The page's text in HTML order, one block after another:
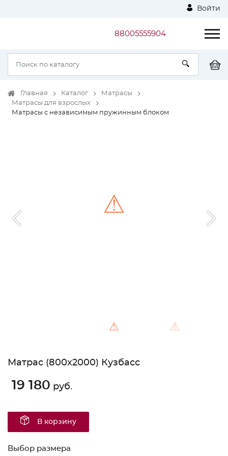
Войти
88005555904
Главная Каталог
Матрасы
Матрасы для взрослых
Матрасы с независимым пружинным блоком
⚠ ⚠
⚠
Матрас (800х2000) Кузбасс
19 180 руб.
В корзину
Выбор размера